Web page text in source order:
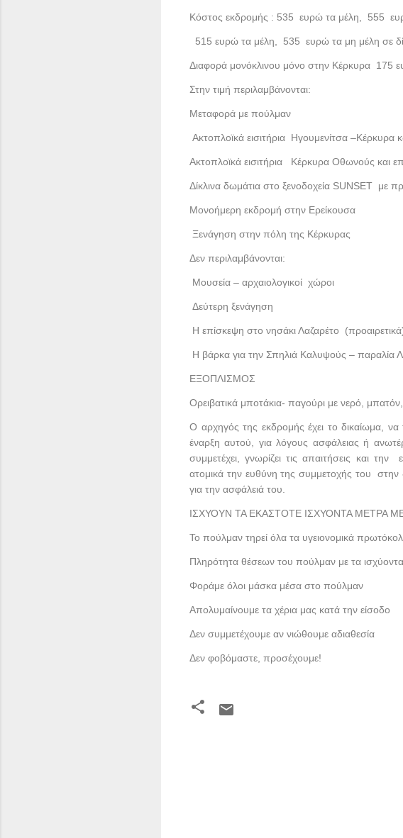
Κόστος εκδρομής : 535 ευρώ τα μέλη, 555
515 ευρώ τα μέλη, 535 ευρώ τα μη μέλη σε
Διαφορά μονόκλινου μόνο στην Κέρκυρα 175
Στην τιμή περιλαμβάνονται:
Μεταφορά με πούλμαν
Ακτοπλοϊκά εισιτήρια Ηγουμενίτσα –Κέρκυρα
Ακτοπλοϊκά εισιτήρια Κέρκυρα Οθωνούς και
Δίκλινα δωμάτια στο ξενοδοχεία SUNSET με
Μονοήμερη εκδρομή στην Ερείκουσα
Ξενάγηση στην πόλη της Κέρκυρας
Δεν περιλαμβάνονται:
Μουσεία – αρχαιολογικοί χώροι
Δεύτερη ξενάγηση
Η επίσκεψη στο νησάκι Λαζαρέτο
Η βάρκα για την Σπηλιά Καλυψούς – παραλία
ΕΞΟΠΛΙΣΜΟΣ
Ορειβατικά μποτάκια- παγούρι με νερό,
Ο αρχηγός της εκδρομής έχει το δικαίωμα,
έναρξη αυτού, για λόγους ασφάλειας ή
συμμετέχει, γνωρίζει τις απαιτήσεις και
ατομικά την ευθύνη της συμμετοχής του στην
για την ασφάλειά του.
ΙΣΧΥΟΥΝ ΤΑ ΕΚΑΣΤΟΤΕ ΙΣΧΥΟΝΤΑ ΜΕΤΡΑ
Το πούλμαν τηρεί όλα τα υγειονομικά
Πληρότητα θέσεων του πούλμαν με τα
Φοράμε όλοι μάσκα μέσα στο πούλμαν
Απολυμαίνουμε τα χέρια μας κατά την είσοδο
Δεν συμμετέχουμε αν νιώθουμε αδιαθεσία
Δεν φοβόμαστε, προσέχουμε!